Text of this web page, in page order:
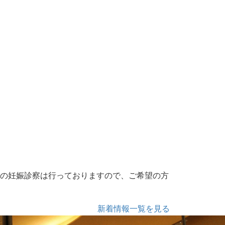
妊娠診察は行っておりますので、ご希望の方
新着情報一覧を見る